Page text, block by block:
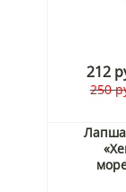
212
250
Лапша